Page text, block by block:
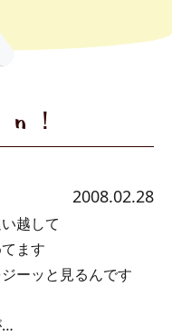
！
2008.02.28
越して
ます
ーッと見るんです
…